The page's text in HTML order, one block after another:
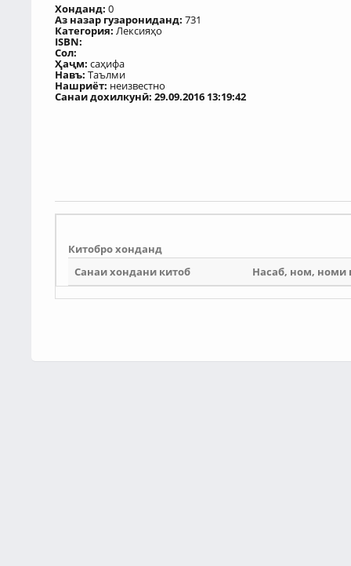
Хонданд: 0
Аз назар гузарониданд: 731
Категория: Лексияҳо
ISBN:
Сол:
Ҳаҷм: саҳифа
Навъ: Таълми
Нашриёт: неизвестно
Санаи дохилкунӣ: 29.09.2016 13:19:42
Китобро хонданд
Санаи хондани китоб
Насаб, ном, номи